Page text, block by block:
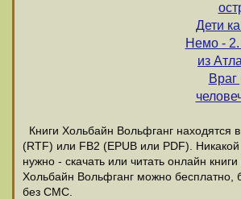
Дети
Немо -
из
Враг
Книги Хольбайн Вольфганг находятся
(RTF) или FB2 (EPUB или PDF).
нужно - скачать или читать онлайн книги
Хольбайн Вольфганг можно бесплатно,
без СМС.